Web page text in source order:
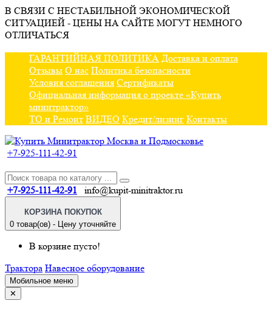
В СВЯЗИ С НЕСТАБИЛЬНОЙ ЭКОНОМИЧЕСКОЙ
СИТУАЦИЕЙ - ЦЕНЫ НА САЙТЕ МОГУТ НЕМНОГО
ОТЛИЧАТЬСЯ
ГАРАНТИЙНАЯ ПОЛИТИКА Доставка и оплата
Отзывы О нас Политика безопасности
Условия соглашения Сертификаты
Официальная информация о проекте «Купить
минитрактор»
ТО и Ремонт ВИДЕО Кредит/лизинг Контакты
+7-925-111-42-91
+7-925-111-42-91 info@kupit-minitraktor.ru
КОРЗИНА ПОКУПОК
0 товар(ов) - Цену уточняйте
В корзине пусто!
Трактора Навесное оборудование
Мобильное меню
✕